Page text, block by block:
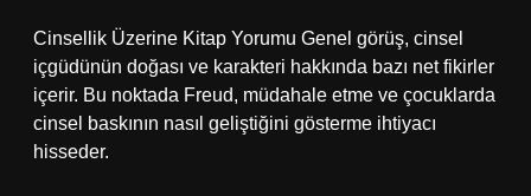
Cinsellik Üzerine Kitap Yorumu Genel görüş, cinsel
içgüdünün doğası ve karakteri hakkında bazı net fikirler
içerir. Bu noktada Freud, müdahale etme ve çocuklarda
cinsel baskının nasıl geliştiğini gösterme ihtiyacı
hisseder.